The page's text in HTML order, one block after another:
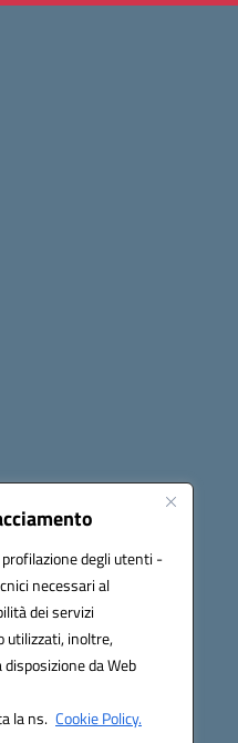
degli utenti -
necessari al
dei servizi
utilizzati, inoltre,
da Web
la ns. Cookie Policy.